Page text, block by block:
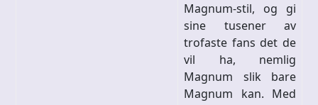
Magnum-stil, og gi
sine tusener av
trofaste fans det de
vil ha, nemlig
Magnum slik bare
Magnum kan. Med